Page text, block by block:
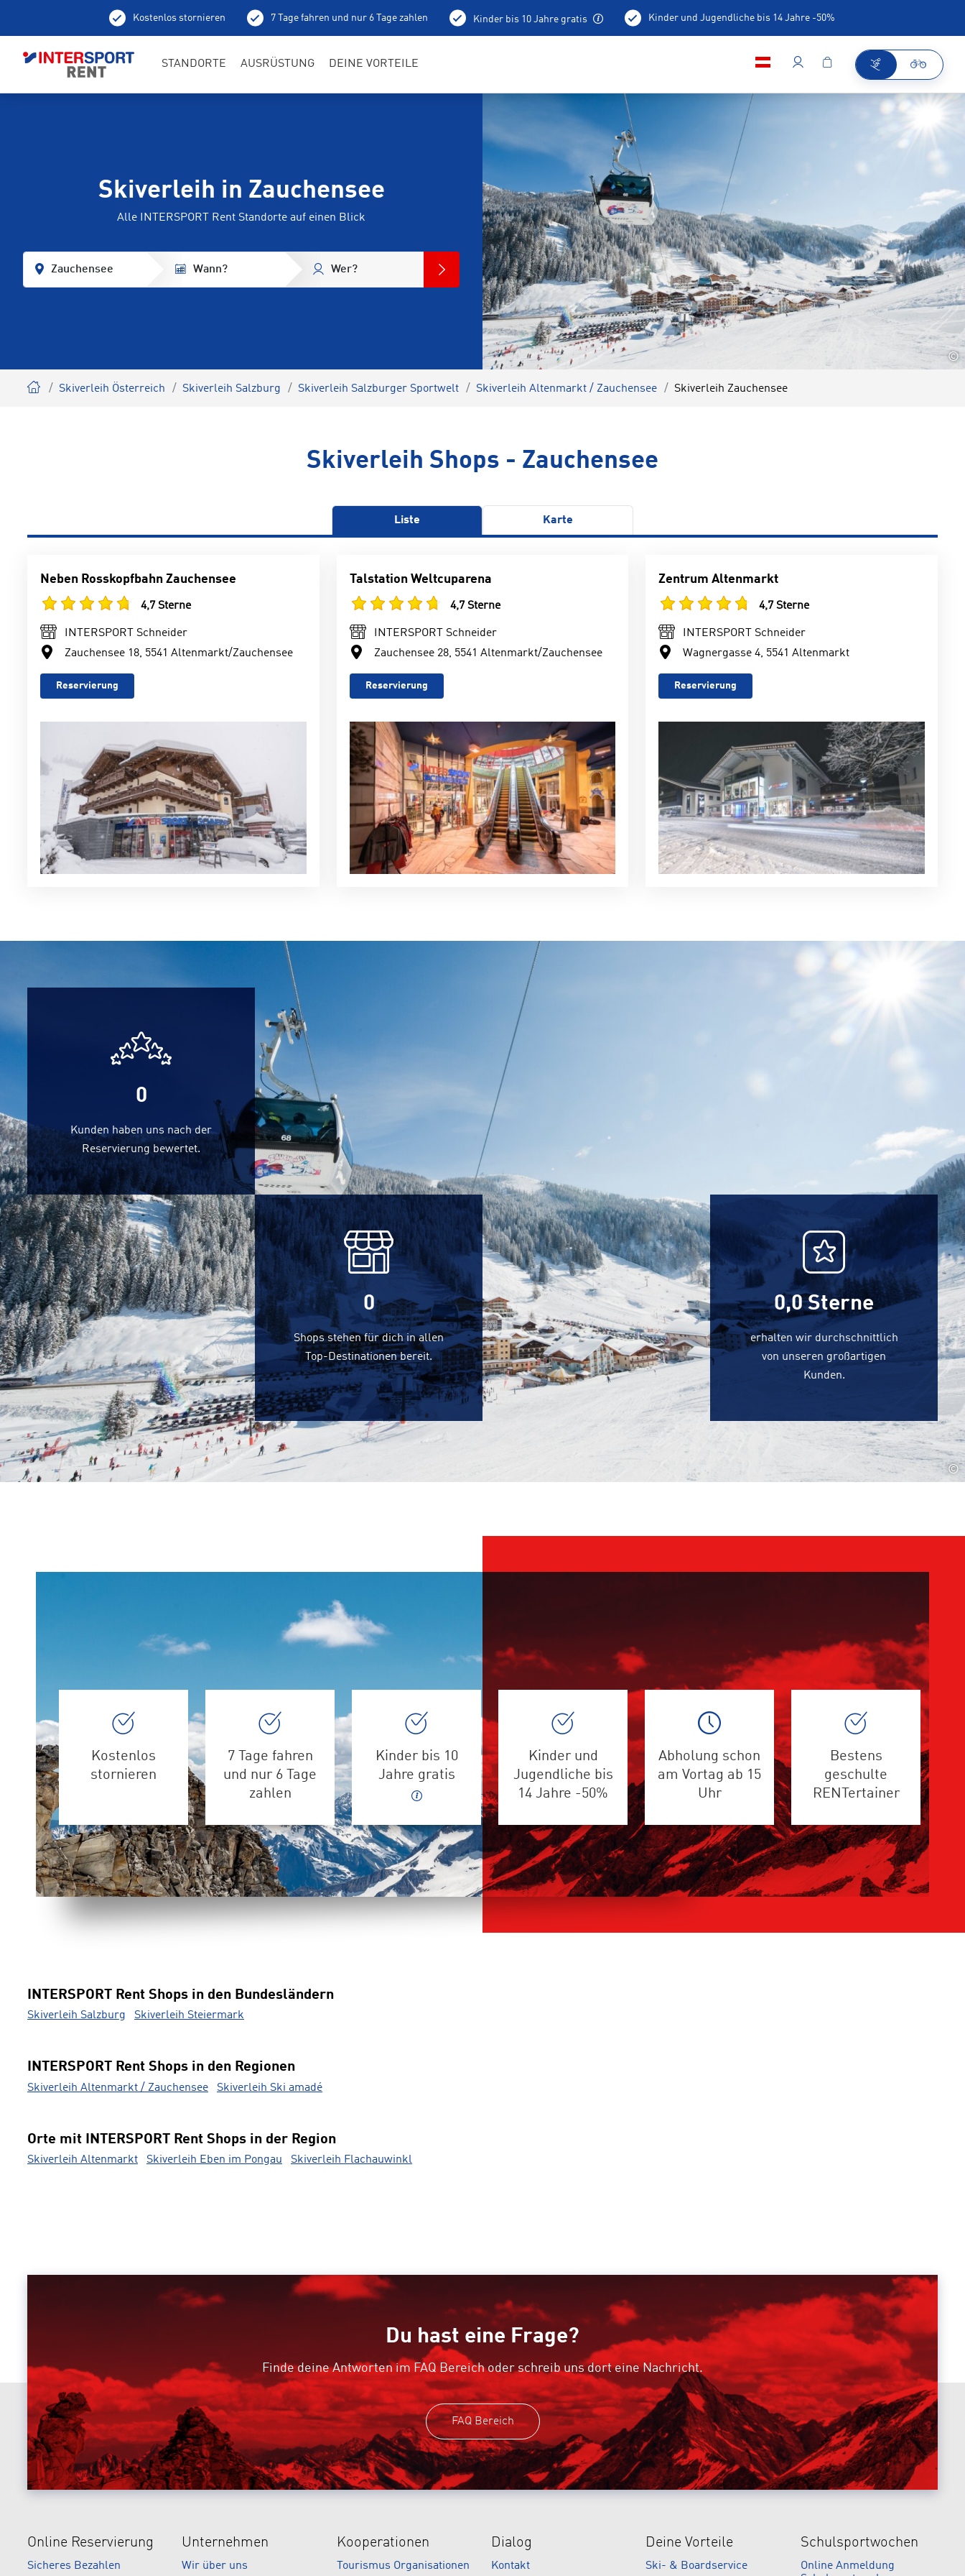
Kostenlos stornieren 7 Tage fahren und nur 6 Tage zahlen Kinder bis 10 Jahre gratis Kinder und Jugendliche bis 14 Jahre -50%
STANDORTE AUSRÜSTUNG DEINE VORTEILE
Skiverleih in Zauchensee
Alle INTERSPORT Rent Standorte auf einen Blick
Zauchensee Wann? Wer?
©
Skiverleih Österreich Skiverleih Salzburg Skiverleih Salzburger Sportwelt Skiverleih Altenmarkt / Zauchensee Skiverleih Zauchensee
Skiverleih Shops - Zauchensee
Liste Karte
Neben Rosskopfbahn Zauchensee
4,7 Sterne
INTERSPORT Schneider
Zauchensee 18, 5541 Altenmarkt/Zauchensee
Reservierung
Talstation Weltcuparena
4,7 Sterne
INTERSPORT Schneider
Zauchensee 28, 5541 Altenmarkt/Zauchensee
Reservierung
Zentrum Altenmarkt
4,7 Sterne
INTERSPORT Schneider
Wagnergasse 4, 5541 Altenmarkt
Reservierung
0
Kunden haben uns nach der
Reservierung bewertet.
0
Shops stehen für dich in allen
Top-Destinationen bereit.
0,0Sterne
erhalten wir durchschnittlich
von unseren großartigen
Kunden.
©
Kostenlos
stornieren
7 Tage fahren
und nur 6 Tage
zahlen
Kinder bis 10
Jahre gratis
Kinder und
Jugendliche bis
14 Jahre -50%
Abholung schon
am Vortag ab 15
Uhr
Bestens
geschulte
RENTertainer
INTERSPORT Rent Shops in den Bundesländern
Skiverleih Salzburg Skiverleih Steiermark
INTERSPORT Rent Shops in den Regionen
Skiverleih Altenmarkt / Zauchensee Skiverleih Ski amadé
Orte mit INTERSPORT Rent Shops in der Region
Skiverleih Altenmarkt Skiverleih Eben im Pongau Skiverleih Flachauwinkl
Du hast eine Frage?
Finde deine Antworten im FAQ Bereich oder schreib uns dort eine Nachricht.
FAQ Bereich
Online Reservierung
Sicheres Bezahlen
Unternehmen
Wir über uns
Kooperationen
Tourismus Organisationen
Dialog
Kontakt
Deine Vorteile
Ski- & Boardservice
Schulsportwochen
Online Anmeldung